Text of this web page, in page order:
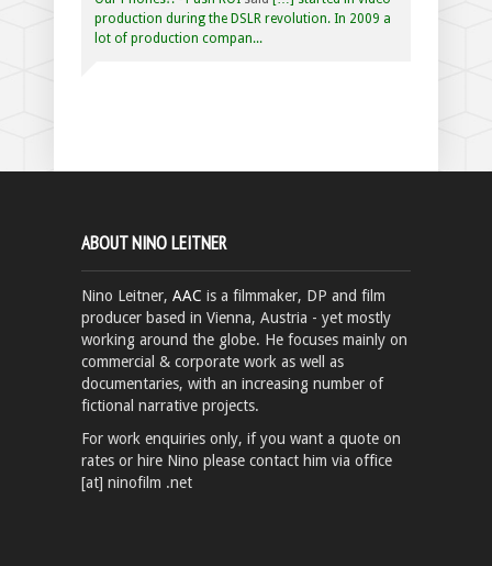
production during the DSLR revolution. In 2009 a
lot of production compan...
ABOUT NINO LEITNER
Nino Leitner, AAC is a filmmaker, DP and film
producer based in Vienna, Austria - yet mostly
working around the globe. He focuses mainly on
commercial & corporate work as well as
documentaries, with an increasing number of
fictional narrative projects.
For work enquiries only, if you want a quote on
rates or hire Nino please contact him via office
[at] ninofilm .net